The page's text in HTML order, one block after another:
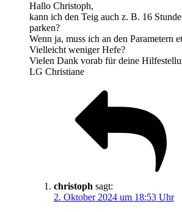
Hallo Christoph,
kann ich den Teig auch z. B. 16
parken?
Wenn ja, muss ich an den Parametern
Vielleicht weniger Hefe?
Vielen Dank vorab für deine
LG Christiane
christoph sagt:
2. Oktober 2024 um 18:53 Uhr